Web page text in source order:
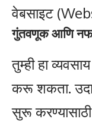
वेबसाइट
गुंतवणूक आणि
तुम्ही हा
करू शकता.
सुरू